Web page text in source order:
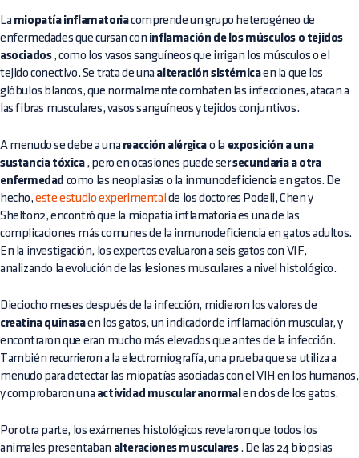
La miopatía inflamatoriacomprende un grupo heterogéneo de
enfermedades que cursan con inflamación de los músculos o tejidos
asociados, como los vasos sanguíneos que irrigan los músculos o el
tejido conectivo. Se trata de una alteración sistémicaen la que los
glóbulos blancos, que normalmente combaten las infecciones, atacan a
las fibras musculares, vasos sanguíneos y tejidos conjuntivos.
A menudo se debe a una reacción alérgica o la exposición a una
sustancia tóxica, pero en ocasiones puede sersecundaria a otra
enfermedad como las neoplasias o la inmunodeficiencia en gatos. De
hecho,este estudio experimental de los doctores Podell, Chen y
Shelton2, encontró que la miopatía inflamatoria es una de las
complicaciones más comunes de la inmunodeficiencia en gatos adultos.
En la investigación, los expertos evaluaron a seis gatos con VIF,
analizando la evolución de las lesiones musculares a nivel histológico.
Dieciocho meses después de la infección, midieron los valores de
creatina quinasaen los gatos, un indicador de inflamación muscular, y
encontraron que eran mucho más elevados que antes de la infección.
También recurrieron a la electromiografía, una prueba que se utiliza a
menudo para detectar las miopatías asociadas con el VIH en los humanos,
y comprobaron una actividad muscular anormal en dos de los gatos.
Por otra parte, los exámenes histológicos revelaron que todos los
animales presentaban alteraciones musculares. De las 24 biopsias